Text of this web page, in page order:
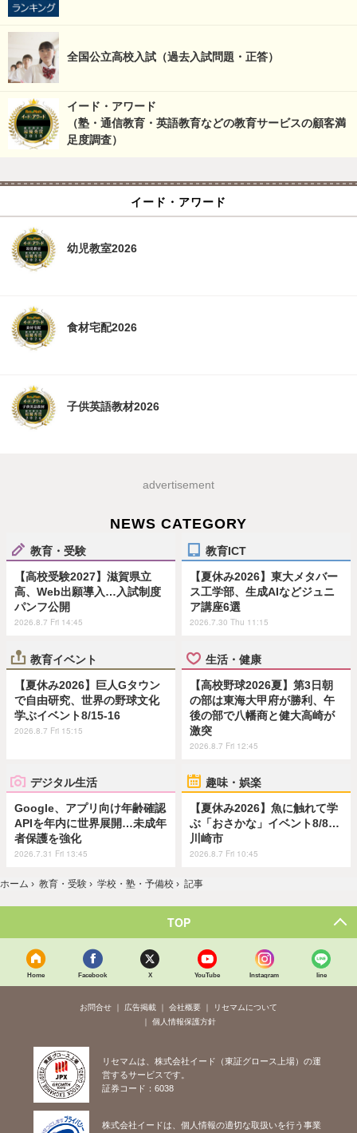
全国公立高校入試（過去入試問題・正答）
イード・アワード
（塾・通信教育・英語教育などの教育サービスの顧客満
足度調査）
イード・アワード
幼児教室2026
食材宅配2026
子供英語教材2026
advertisement
NEWS CATEGORY
教育・受験
【高校受験2027】滋賀県立
高、Web出願導入…入試制度
パンフ公開
2026.8.7 Fri 14:45
教育ICT
【夏休み2026】東大メタバー
ス工学部、生成AIなどジュニ
ア講座6選
2026.7.30 Thu 11:15
教育イベント
【夏休み2026】巨人Gタウン
で自由研究、世界の野球文化
学ぶイベント8/15-16
2026.8.7 Fri 15:15
生活・健康
【高校野球2026夏】第3日朝
の部は東海大甲府が勝利、午
後の部で八幡商と健大高崎が
激突
2026.8.7 Fri 12:45
デジタル生活
Google、アプリ向け年齢確認
APIを年内に世界展開…未成年
者保護を強化
2026.7.31 Fri 13:45
趣味・娯楽
【夏休み2026】魚に触れて学
ぶ「おさかな」イベント8/8…
川崎市
2026.8.7 Fri 10:45
ホーム › 教育・受験 › 学校・塾・予備校 › 記事
TOP
Home Facebook X YouTube Instagram line
お問合せ 広告掲載 会社概要
リセマムについて
個人情報保護方針
リセマムは、株式会社イード（東証グロース上場）の運
営するサービスです。
証券コード：6038
株式会社イードは、個人情報の適切な取扱いを行う事業